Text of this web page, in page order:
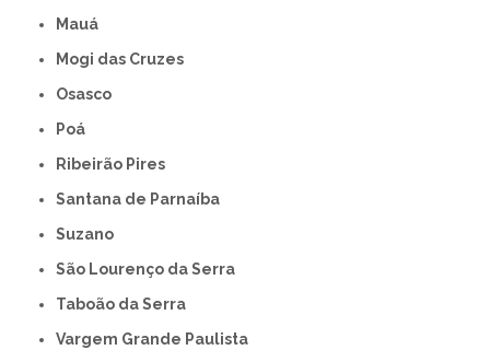
Mauá
Mogi das Cruzes
Osasco
Poá
Ribeirão Pires
Santana de Parnaíba
Suzano
São Lourenço da Serra
Taboão da Serra
Vargem Grande Paulista